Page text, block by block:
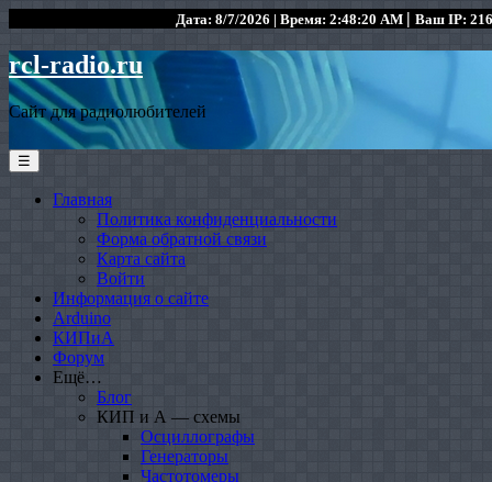
Дата: 8/7/2026 | Время: 2:48:20 AM | Ваш IP:
rcl-radio.ru
Сайт для радиолюбителей
☰
Главная
Политика конфиденциальности
Форма обратной связи
Карта сайта
Войти
Информация о сайте
Arduino
КИПиА
Форум
Ещё…
Блог
КИП и А — схемы
Осциллографы
Генераторы
Частотомеры